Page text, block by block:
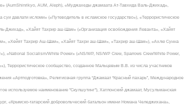
(AumShinrikyo, AUM, Aleph), «Муджахеды джамаата Ат-Тавхида Валь-Джихад»,
давлати исломи» («Путеводитель в исламское государство»), «Террористическое
Джихад», «Хайят Тахрир аш-Шам» («Организация освобождения Леванта», «Хайят
«Хейят Тахрир Аш-Шам», «Хайят Тахри аш-Шам», «Тахрир аш-Шам»), «Ахлю Сунна
«National Socialism/White Power» («NS/WP, NS/WP Crew, Sparrows Crew/White Power,
Террористическое сообщество, созданное Мальцевым В.В. из числа участников
«Артподготовка», Религиозная группа “Джамаат “Красный пахарь”, Международное
используемое наименование "Скулшутинг"), Хатлонский джамаат, Мусульманская
«Крымско-татарский добровольческий батальон имени Номана Челеджихана»,